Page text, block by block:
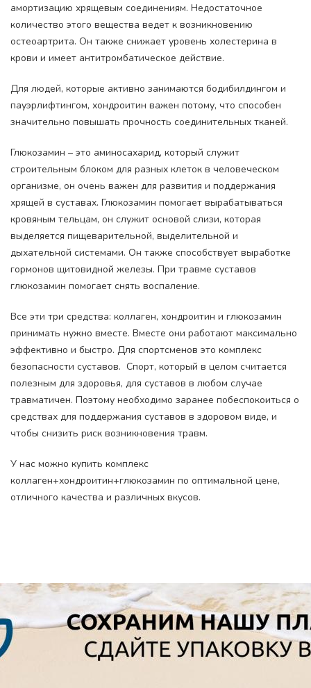
амортизацию хрящевым соединениям. Недостаточное
количество этого вещества ведет к возникновению
остеоартрита. Он также снижает уровень холестерина в
крови и имеет антитромбатическое действие.
Для людей, которые активно занимаются бодибилдингом и
пауэрлифтингом, хондроитин важен потому, что способен
значительно повышать прочность соединительных тканей.
Глюкозамин – это аминосахарид, который служит
строительным блоком для разных клеток в человеческом
организме, он очень важен для развития и поддержания
хрящей в суставах. Глюкозамин помогает вырабатываться
кровяным тельцам, он служит основой слизи, которая
выделяется пищеварительной, выделительной и
дыхательной системами. Он также способствует выработке
гормонов щитовидной железы. При травме суставов
глюкозамин помогает снять воспаление.
Все эти три средства: коллаген, хондроитин и глюкозамин
принимать нужно вместе. Вместе они работают максимально
эффективно и быстро. Для спортсменов это комплекс
безопасности суставов. Спорт, который в целом считается
полезным для здоровья, для суставов в любом случае
травматичен. Поэтому необходимо заранее побеспокоиться о
средствах для поддержания суставов в здоровом виде, и
чтобы снизить риск возникновения травм.
У нас можно купить комплекс
коллаген+хондроитин+глюкозамин по оптимальной цене,
отличного качества и различных вкусов.